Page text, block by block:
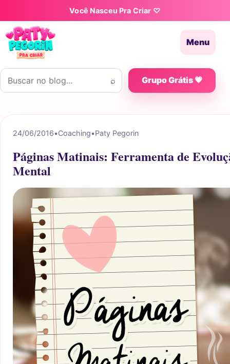
Pular para o conteúdoVocê Nasceu Pra Criar ♡
Menu
Buscar por:
⌕ Grupo Grátis 💗
24/06/2016•Coaching•Paty Pegorin
Páginas Matinais: Ferramenta de
Mental